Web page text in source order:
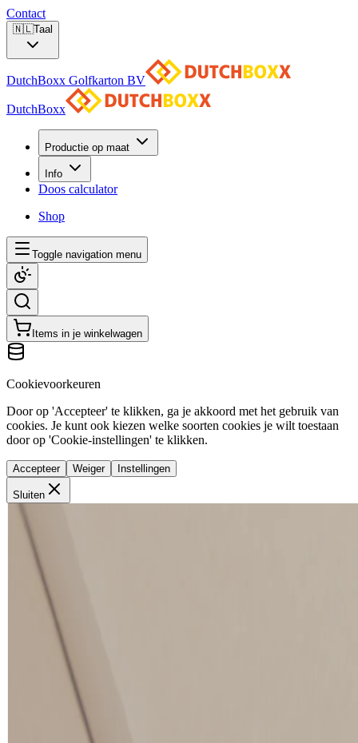
Contact
🇳🇱Taal
DutchBoxx Golfkarton BV
DutchBoxx
Productie op maat
Info
Doos calculator
Shop
Toggle navigation menu
Items in je winkelwagen
Cookievoorkeuren
Door op 'Accepteer' te klikken, ga je akkoord met het gebruik van
cookies. Je kunt ook kiezen welke soorten cookies je wilt toestaan
door op 'Cookie-instellingen' te klikken.
Accepteer Weiger Instellingen
Sluiten